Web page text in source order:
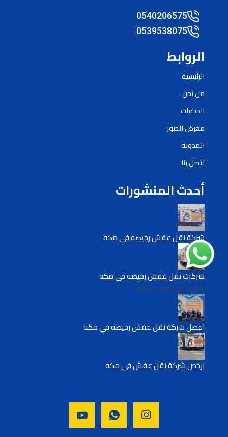
0540206575
0539538075
الروابط
الرئيسية
من نحن
الخدمات
معرض الصور
المدونة
اتصل بنا
أحدث المنشورات
شركة نقل عفش رخيصه في مكه
شركات نقل عفش رخيصه في مكه
شركة نقل عفش بمكة
افضل شركة نقل عفش رخيصه في مكه
ارخص شركة نقل عفش في مكه